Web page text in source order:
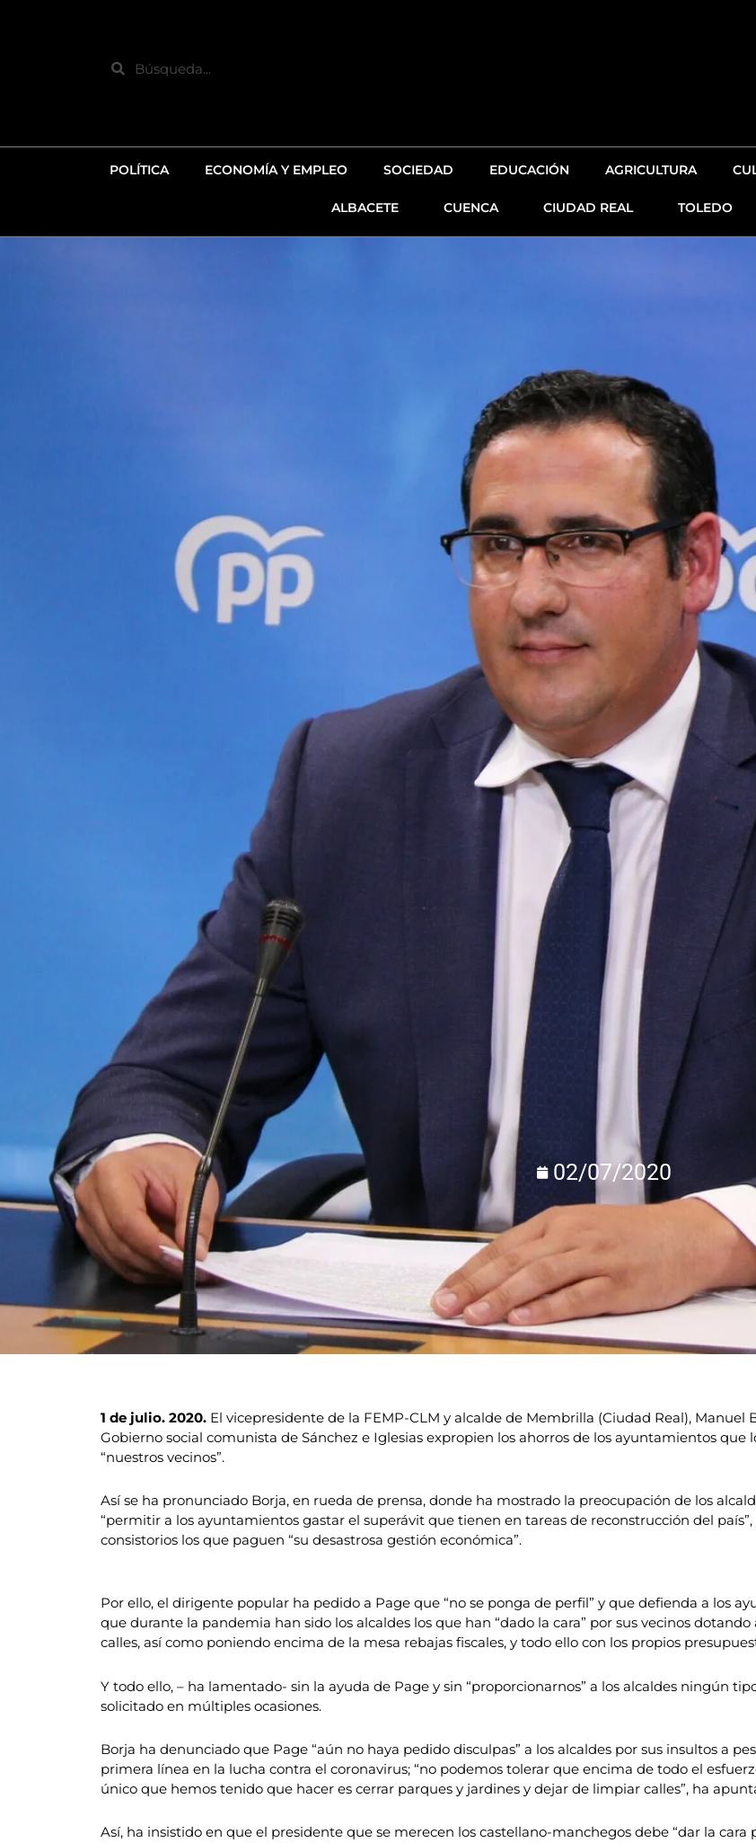
Search
POLÍTICA ECONOMÍA Y EMPLEO SOCIEDAD EDUCACIÓN AGRICULTURA
ALBACETE CUENCA CIUDAD REAL TOLEDO
02/07/2020
1 de julio. 2020. El vicepresidente de la FEMP-CLM y alcalde de Membrilla (Ciudad Real), Manuel
Gobierno social comunista de Sánchez e Iglesias expropien los ahorros de los ayuntamientos que
“nuestros vecinos”.
Así se ha pronunciado Borja, en rueda de prensa, donde ha mostrado la preocupación de los
“permitir a los ayuntamientos gastar el superávit que tienen en tareas de reconstrucción del
consistorios los que paguen “su desastrosa gestión económica”.
Por ello, el dirigente popular ha pedido a Page que “no se ponga de perfil” y que defienda a los
que durante la pandemia han sido los alcaldes los que han “dado la cara” por sus vecinos
calles, así como poniendo encima de la mesa rebajas fiscales, y todo ello con los propios
Y todo ello, – ha lamentado- sin la ayuda de Page y sin “proporcionarnos” a los alcaldes ningún
solicitado en múltiples ocasiones.
Borja ha denunciado que Page “aún no haya pedido disculpas” a los alcaldes por sus insultos a
primera línea en la lucha contra el coronavirus; “no podemos tolerar que encima de todo el
único que hemos tenido que hacer es cerrar parques y jardines y dejar de limpiar calles”, ha
Así, ha insistido en que el presidente que se merecen los castellano-manchegos debe “dar la